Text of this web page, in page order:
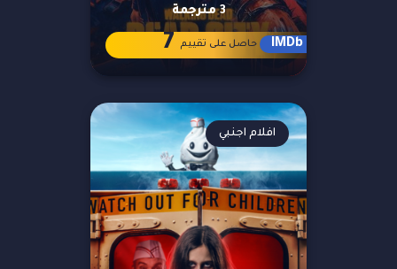
3 مترجمة
IMDb حاصل على تقييم 7
افلام اجنبي